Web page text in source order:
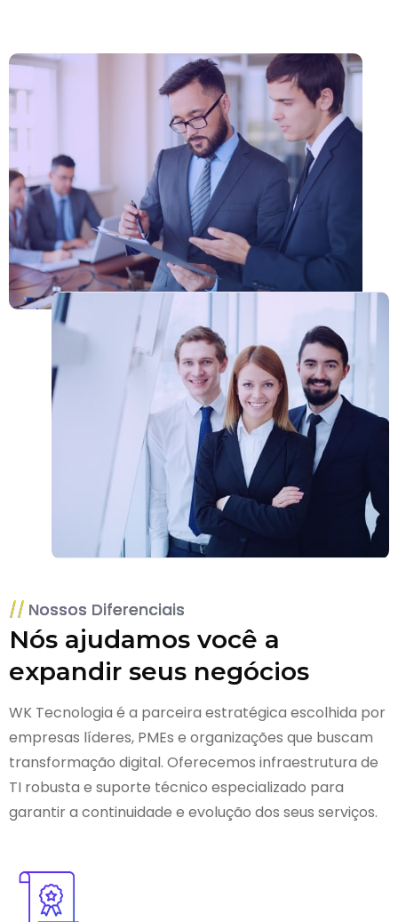
Nossos Diferenciais
Nós ajudamos você a
expandir seus negócios
WK Tecnologia é a parceira estratégica escolhida por
empresas líderes, PMEs e organizações que buscam
transformação digital. Oferecemos infraestrutura de
TI robusta e suporte técnico especializado para
garantir a continuidade e evolução dos seus serviços.